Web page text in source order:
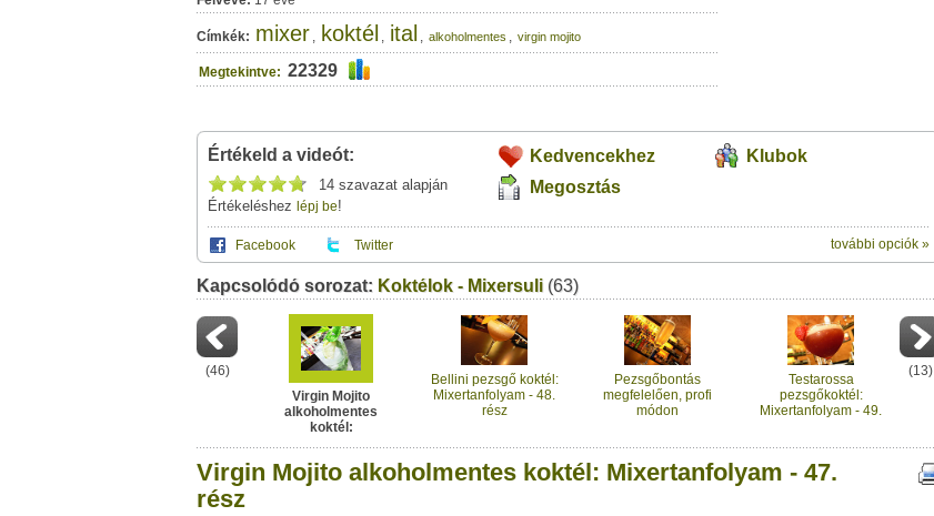
Címkék: mixer , koktél , ital , alkoholmentes , virgin mojito
Megtekintve: 22329
Értékeld a videót:
14 szavazat alapján
Értékeléshez lépj be!
Kedvencekhez
Klubok
Megosztás
Facebook Twitter további opciók »
A(z) "Virgin Mojito alkoholmentes koktél: Mixertanfolyam - 47. rész" című videótipp
használhatod a saját leveleződet,vagyezt a felületet:
Neved:
E-mail címed:
Címzett e-mail címe:
Üzenet (opcionális):
Ez a videótipp a következő klub(ok)ba tartozik:
Ez a videó nem még nem tartozik egy klubhoz sem.
Ha van egy kis időd,nézz szét meglévő klubjaink között
Kapcsolódó sorozat: Koktélok - Mixersuli (63)
(46)
Virgin Mojito
alkoholmentes
koktél:
Bellini pezsgő koktél:
Mixertanfolyam - 48.
rész
Pezsgőbontás
megfelelően, profi
módon
Testarossa
pezsgőkoktél:
Mixertanfolyam - 49.
(13)
Virgin Mojito alkoholmentes koktél: Mixertanfolyam - 47.
rész